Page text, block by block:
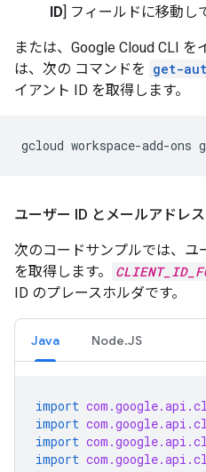
ID] フィールドに移動し
または、Google Cloud CLI
は、次の コマンドを get-
イアント ID を取得します。
gcloud workspace-add-ons
ユーザー ID とメールアドレ
次のコードサンプルでは、ユ
を取得します。
ID のプレースホルダです。
Java Node.JS
import
import
import
import